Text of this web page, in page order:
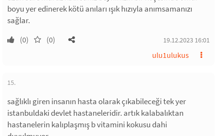
boyu yer edinerek kötü anıları ışık hızıyla anımsamanızı
sağlar.
(0) (0) 19.12.2023 16:01
ulu1ulukus
15.
sağlıklı giren insanın hasta olarak çıkabileceği tek yer
istanbuldaki devlet hastaneleridir. artık kalabalıktan
hastanelerin kalıplaşmış b vitamini kokusu dahi